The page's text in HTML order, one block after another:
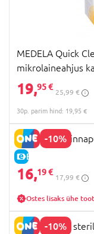
MEDELA Quick
mikrolaineahjus
19,95 €
25,99 €
30p. parim hind: 19,95 €
-10%
E-HIND
MOMCOZY
16,19 €
17,99 €
Ostes lisaks ühe
-10%
DR.BROWNS